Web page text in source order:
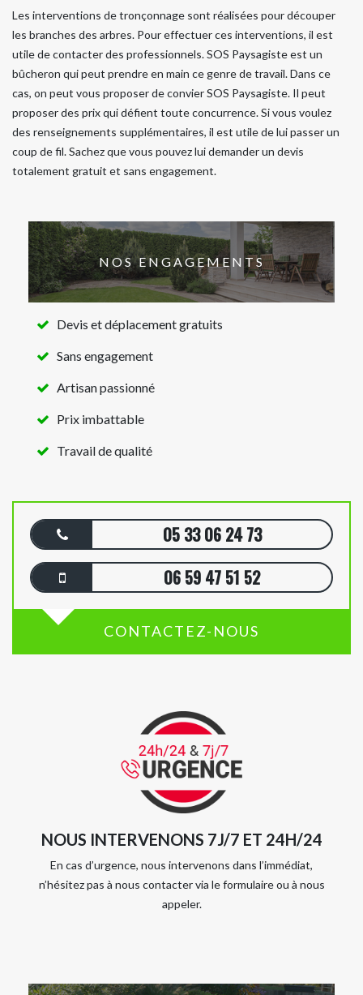
Les interventions de tronçonnage sont réalisées pour découper
les branches des arbres. Pour effectuer ces interventions, il est
utile de contacter des professionnels. SOS Paysagiste est un
bûcheron qui peut prendre en main ce genre de travail. Dans ce
cas, on peut vous proposer de convier SOS Paysagiste. Il peut
proposer des prix qui défient toute concurrence. Si vous voulez
des renseignements supplémentaires, il est utile de lui passer un
coup de fil. Sachez que vous pouvez lui demander un devis
totalement gratuit et sans engagement.
NOS ENGAGEMENTS
Devis et déplacement gratuits
Sans engagement
Artisan passionné
Prix imbattable
Travail de qualité
05 33 06 24 73
06 59 47 51 52
CONTACTEZ-NOUS
NOUS INTERVENONS 7J/7 ET 24H/24
En cas d’urgence, nous intervenons dans l’immédiat,
n’hésitez pas à nous contacter via le formulaire ou à nous
appeler.